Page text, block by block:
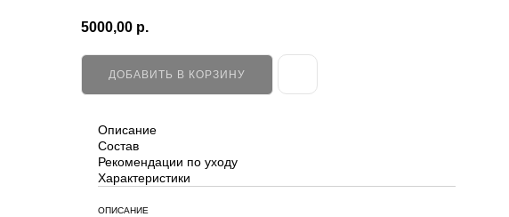
5000,00 р.
ДОБАВИТЬ В КОРЗИНУ
Описание
Состав
Рекомендации по уходу
Характеристики
ОПИСАНИЕ